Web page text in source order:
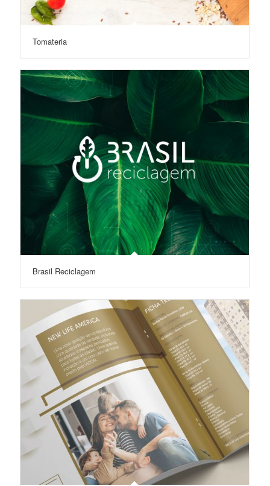
Tomateria
Brasil Reciclagem